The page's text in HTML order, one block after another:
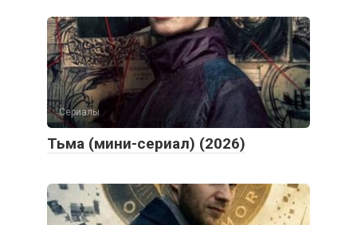
Сериалы
Тьма (мини-сериал) (2026)